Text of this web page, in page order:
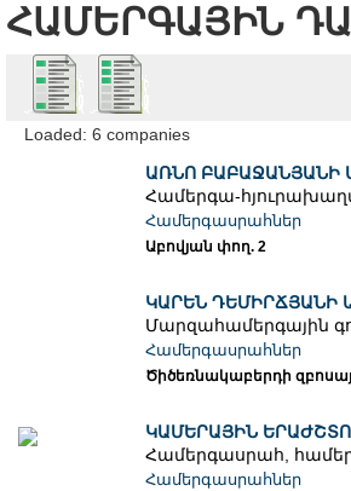
ՀԱՄԵՐԳԱՅԻՆ
Loaded: 6 companies
ԱՌՆՈ ԲԱԲԱՋԱՆՅԱՆԻ
Համերգա-
Համերգասրահներ
Աբովյան փող. 2
ԿԱՐԵՆ ԴԵՄԻՐՃՅԱՆԻ
Մարզահամերգային
Համերգասրահներ
Ծիծեռնակաբերդի
ԿԱՄԵՐԱՅԻՆ
Համերգասրահ,
Համերգասրահներ